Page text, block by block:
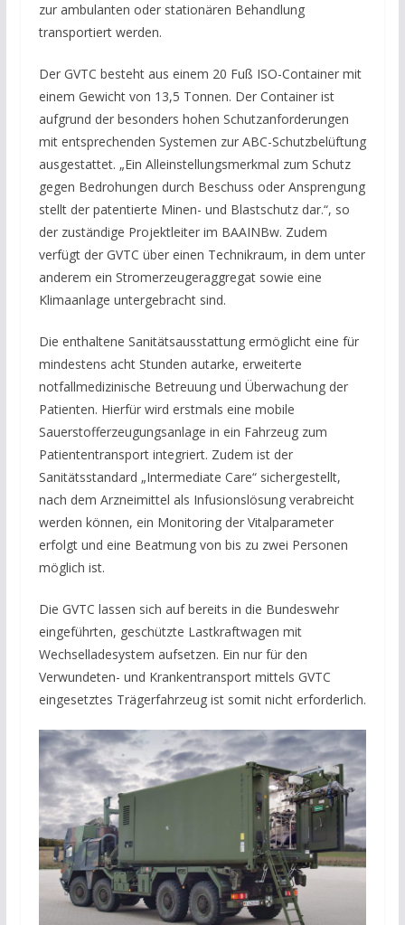
zur ambulanten oder stationären Behandlung
transportiert werden.
Der GVTC besteht aus einem 20 Fuß ISO-Container mit
einem Gewicht von 13,5 Tonnen. Der Container ist
aufgrund der besonders hohen Schutzanforderungen
mit entsprechenden Systemen zur ABC-Schutzbelüftung
ausgestattet. „Ein Alleinstellungsmerkmal zum Schutz
gegen Bedrohungen durch Beschuss oder Ansprengung
stellt der patentierte Minen- und Blastschutz dar.“, so
der zuständige Projektleiter im BAAINBw. Zudem
verfügt der GVTC über einen Technikraum, in dem unter
anderem ein Stromerzeugeraggregat sowie eine
Klimaanlage untergebracht sind.
Die enthaltene Sanitätsausstattung ermöglicht eine für
mindestens acht Stunden autarke, erweiterte
notfallmedizinische Betreuung und Überwachung der
Patienten. Hierfür wird erstmals eine mobile
Sauerstofferzeugungsanlage in ein Fahrzeug zum
Patiententransport integriert. Zudem ist der
Sanitätsstandard „Intermediate Care“ sichergestellt,
nach dem Arzneimittel als Infusionslösung verabreicht
werden können, ein Monitoring der Vitalparameter
erfolgt und eine Beatmung von bis zu zwei Personen
möglich ist.
Die GVTC lassen sich auf bereits in die Bundeswehr
eingeführten, geschützte Lastkraftwagen mit
Wechselladesystem aufsetzen. Ein nur für den
Verwundeten- und Krankentransport mittels GVTC
eingesetztes Trägerfahrzeug ist somit nicht erforderlich.